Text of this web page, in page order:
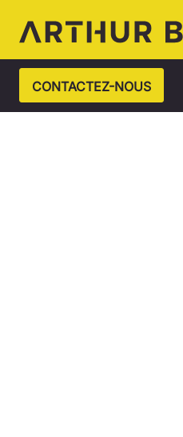
CONTACTEZ-NOUS